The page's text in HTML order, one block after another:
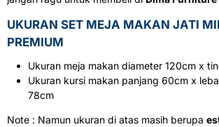
UKURAN SET MEJA MAKAN JATI
PREMIUM
Ukuran meja makan diameter 120cm x
Ukuran kursi makan panjang 60cm x
78cm
Note : Namun ukuran di atas masih berupa